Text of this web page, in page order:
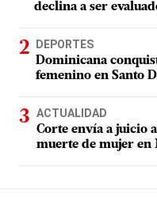
declina a ser
DEPORTES
Dominicana
femenino en Santo
ACTUALIDAD
Corte envía a juicio
muerte de mujer en